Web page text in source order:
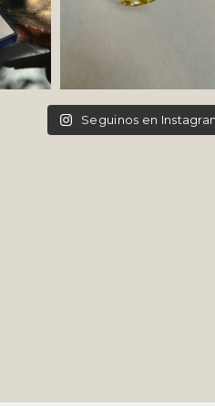
Seguinos en